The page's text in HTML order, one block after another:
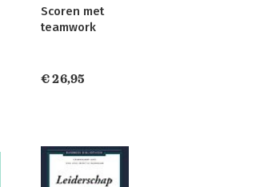
Scoren met
teamwork
€ 26,95